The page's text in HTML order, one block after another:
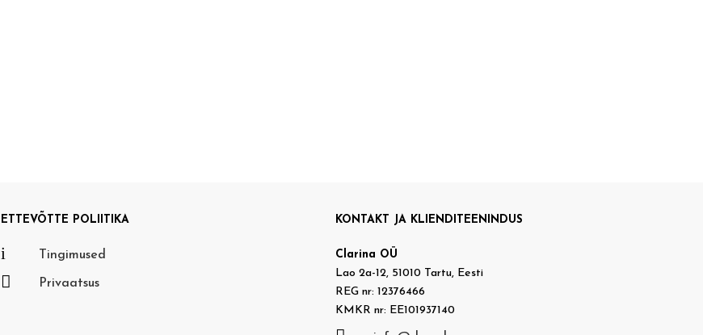
ETTEVÕTTE POLIITIKA
i Tingimused
 Privaatsus
KONTAKT JA KLIENDITEENINDUS
Clarina OÜ
Lao 2a-12, 51010 Tartu, Eesti
REG nr: 12376466
KMKR nr: EE101937140